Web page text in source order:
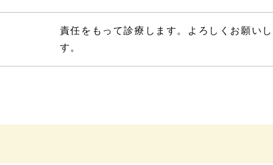
責任をもって診療します。よろしくお願いし
す。